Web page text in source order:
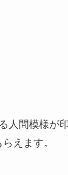
人間模様が
えます。